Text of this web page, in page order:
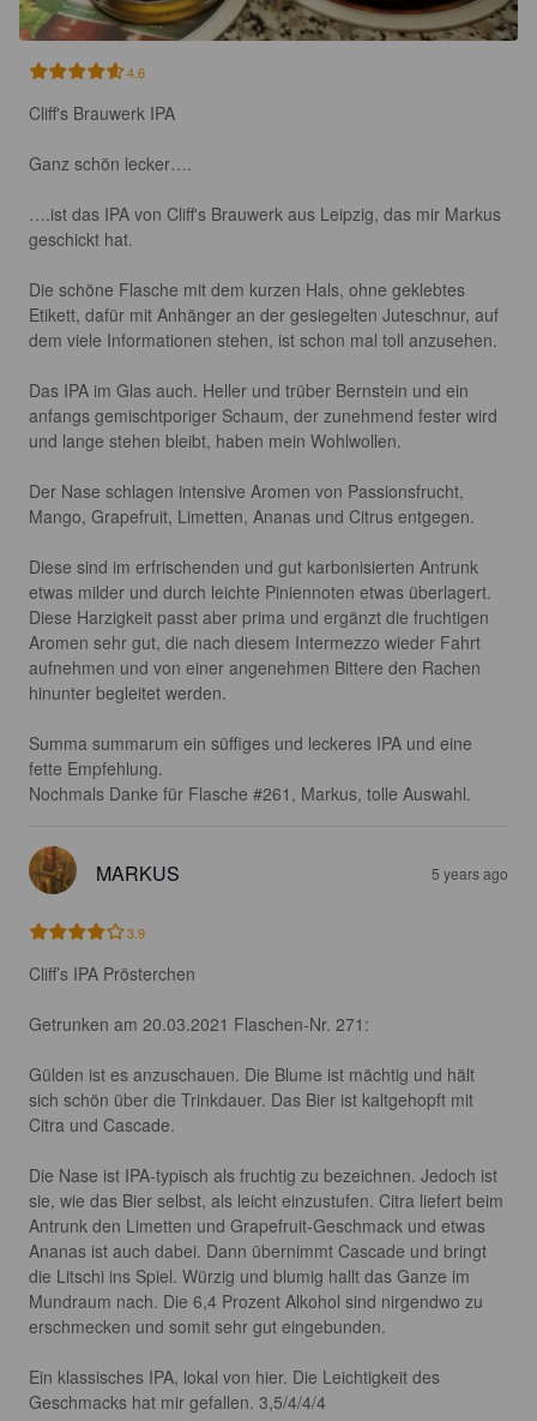
4.6
Cliff's Brauwerk IPA
Ganz schön lecker….
….ist das IPA von Cliff's Brauwerk aus Leipzig, das mir Markus
geschickt hat.
Die schöne Flasche mit dem kurzen Hals, ohne geklebtes
Etikett, dafür mit Anhänger an der gesiegelten Juteschnur, auf
dem viele Informationen stehen, ist schon mal toll anzusehen.
Das IPA im Glas auch. Heller und trüber Bernstein und ein
anfangs gemischtporiger Schaum, der zunehmend fester wird
und lange stehen bleibt, haben mein Wohlwollen.
Der Nase schlagen intensive Aromen von Passionsfrucht,
Mango, Grapefruit, Limetten, Ananas und Citrus entgegen.
Diese sind im erfrischenden und gut karbonisierten Antrunk
etwas milder und durch leichte Piniennoten etwas überlagert.
Diese Harzigkeit passt aber prima und ergänzt die fruchtigen
Aromen sehr gut, die nach diesem Intermezzo wieder Fahrt
aufnehmen und von einer angenehmen Bittere den Rachen
hinunter begleitet werden.
Summa summarum ein süffiges und leckeres IPA und eine
fette Empfehlung.
Nochmals Danke für Flasche #261, Markus, tolle Auswahl.
MARKUS 5 years ago
3.9
Cliff’s IPA Prösterchen
Getrunken am 20.03.2021 Flaschen-Nr. 271:
Gülden ist es anzuschauen. Die Blume ist mächtig und hält
sich schön über die Trinkdauer. Das Bier ist kaltgehopft mit
Citra und Cascade.
Die Nase ist IPA-typisch als fruchtig zu bezeichnen. Jedoch ist
sie, wie das Bier selbst, als leicht einzustufen. Citra liefert beim
Antrunk den Limetten und Grapefruit-Geschmack und etwas
Ananas ist auch dabei. Dann übernimmt Cascade und bringt
die Litschi ins Spiel. Würzig und blumig hallt das Ganze im
Mundraum nach. Die 6,4 Prozent Alkohol sind nirgendwo zu
erschmecken und somit sehr gut eingebunden.
Ein klassisches IPA, lokal von hier. Die Leichtigkeit des
Geschmacks hat mir gefallen. 3,5/4/4/4